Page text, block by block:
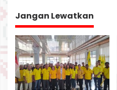
a
s
i
p
o
s
Jangan Lewatkan